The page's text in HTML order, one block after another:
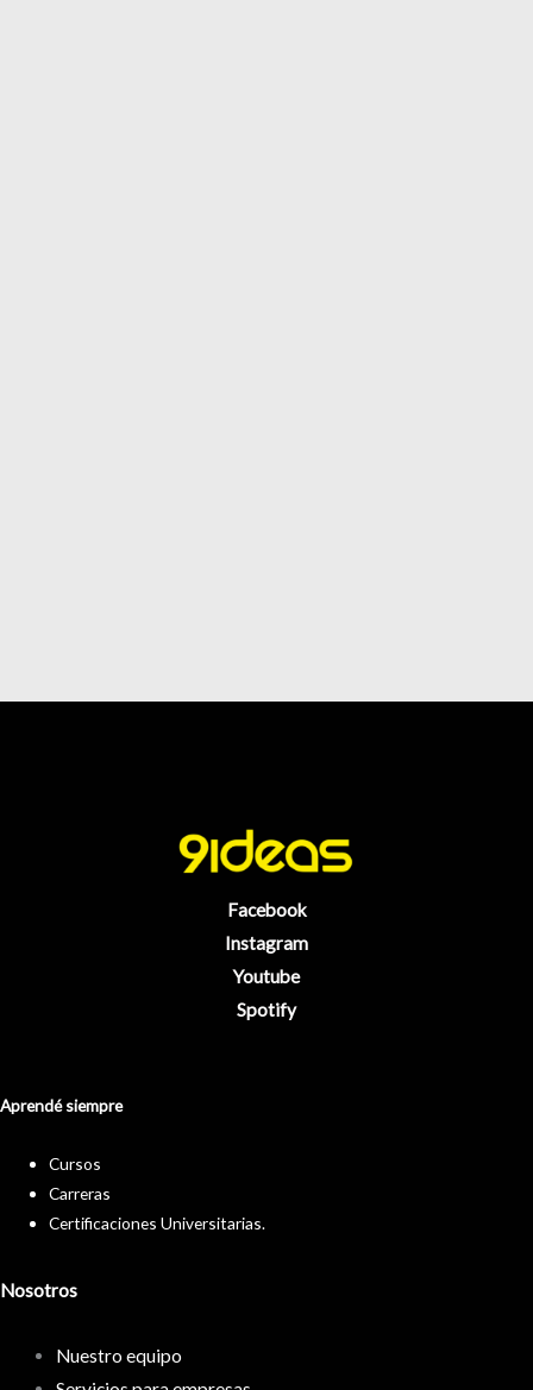
Facebook
Instagram
Youtube
Spotify
Aprendé siempre
Cursos
Carreras
Certificaciones Universitarias.
Nosotros
Nuestro equipo